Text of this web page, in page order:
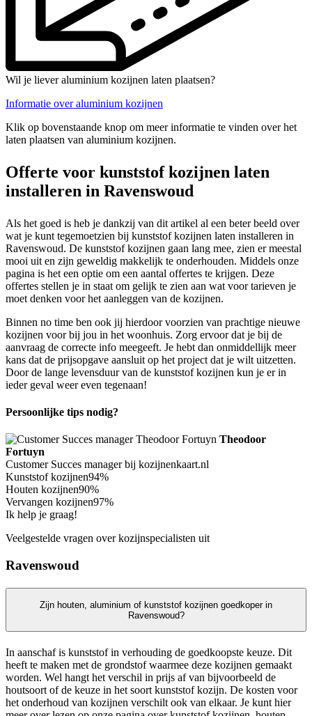
Wil je liever aluminium kozijnen laten plaatsen?
Informatie over aluminium kozijnen
Klik op bovenstaande knop om meer informatie te vinden over het
laten plaatsen van aluminium kozijnen.
Offerte voor kunststof kozijnen laten
installeren in Ravenswoud
Als het goed is heb je dankzij van dit artikel al een beter beeld over
wat je kunt tegemoetzien bij kunststof kozijnen laten installeren in
Ravenswoud. De kunststof kozijnen gaan lang mee, zien er meestal
mooi uit en zijn geweldig makkelijk te onderhouden. Middels onze
pagina is het een optie om een aantal offertes te krijgen. Deze
offertes stellen je in staat om gelijk te zien aan wat voor tarieven je
moet denken voor het aanleggen van de kozijnen.
Binnen no time ben ook jij hierdoor voorzien van prachtige nieuwe
kozijnen voor bij jou in het woonhuis. Zorg ervoor dat je bij de
aanvraag de correcte info meegeeft. Je hebt dan onmiddellijk meer
kans dat de prijsopgave aansluit op het project dat je wilt uitzetten.
Door de lange levensduur van de kunststof kozijnen kun je er in
ieder geval weer even tegenaan!
Persoonlijke tips nodig?
Theodoor
Fortuyn
Customer Succes manager bij kozijnenkaart.nl
Kunststof kozijnen94%
Houten kozijnen90%
Vervangen kozijnen97%
Ik help je graag!
Veelgestelde vragen over kozijnspecialisten uit
Ravenswoud
Zijn houten, aluminium of kunststof kozijnen goedkoper in
Ravenswoud?
In aanschaf is kunststof in verhouding de goedkoopste keuze. Dit
heeft te maken met de grondstof waarmee deze kozijnen gemaakt
worden. Wel hangt het verschil in prijs af van bijvoorbeeld de
houtsoort of de keuze in het soort kunststof kozijn. De kosten voor
het onderhoud van kozijnen verschilt ook van elkaar. Je kunt hier